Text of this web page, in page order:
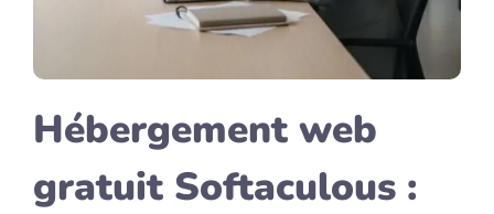
Hébergement web
gratuit Softaculous :